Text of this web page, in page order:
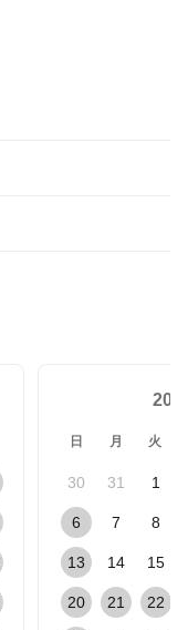
日 月 火
30 31 1
6 7 8
13 14 15
20 21 22